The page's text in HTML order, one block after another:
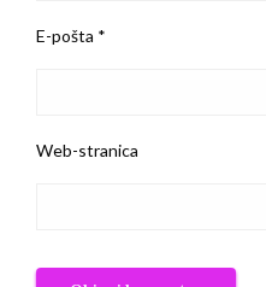
E-pošta *
Web-stranica